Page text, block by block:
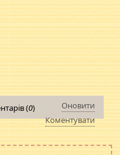
(0)
Оновити
Коментувати